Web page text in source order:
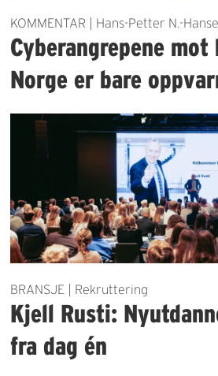
KOMMENTAR | Hans-Petter N.-
Cyberangrepene mot
Norge er bare
BRANSJE | Rekruttering
Kjell Rusti:
fra dag én